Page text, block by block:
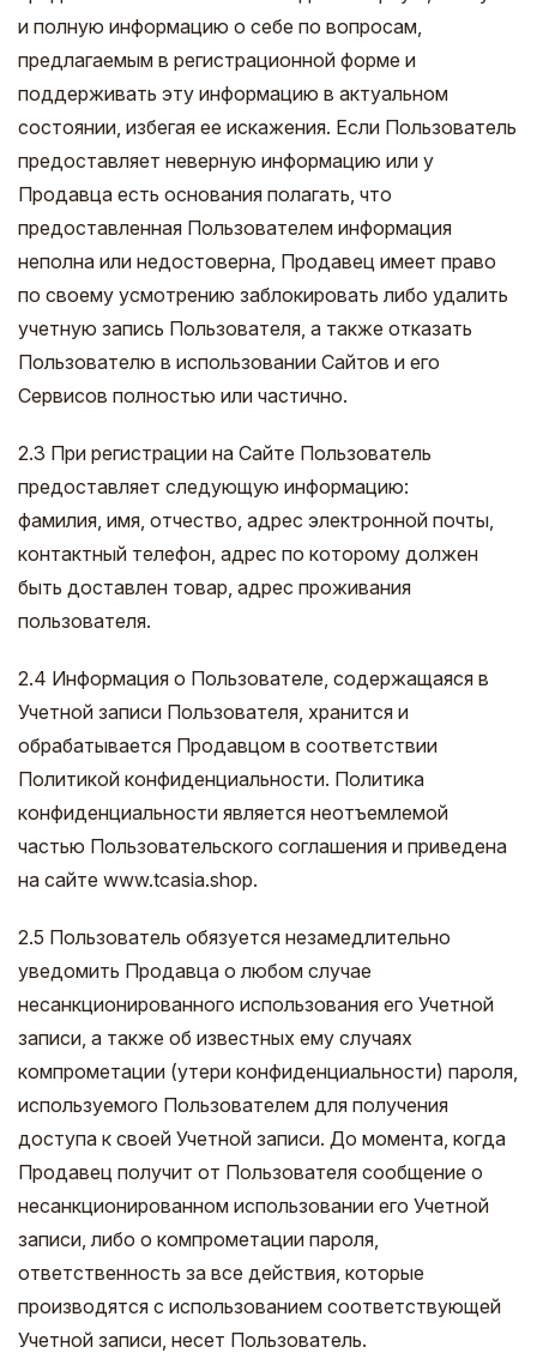
и полную информацию о себе по вопросам,
предлагаемым в регистрационной форме и
поддерживать эту информацию в актуальном
состоянии, избегая ее искажения. Если Пользователь
предоставляет неверную информацию или у
Продавца есть основания полагать, что
предоставленная Пользователем информация
неполна или недостоверна, Продавец имеет право
по своему усмотрению заблокировать либо удалить
учетную запись Пользователя, а также отказать
Пользователю в использовании Сайтов и его
Сервисов полностью или частично.
2.3 При регистрации на Сайте Пользователь
предоставляет следующую информацию:
фамилия, имя, отчество, адрес электронной почты,
контактный телефон, адрес по которому должен
быть доставлен товар, адрес проживания
пользователя.
2.4 Информация о Пользователе, содержащаяся в
Учетной записи Пользователя, хранится и
обрабатывается Продавцом в соответствии
Политикой конфиденциальности. Политика
конфиденциальности является неотъемлемой
частью Пользовательского соглашения и приведена
на сайте www.tcasia.shop.
2.5 Пользователь обязуется незамедлительно
уведомить Продавца о любом случае
несанкционированного использования его Учетной
записи, а также об известных ему случаях
компрометации (утери конфиденциальности) пароля,
используемого Пользователем для получения
доступа к своей Учетной записи. До момента, когда
Продавец получит от Пользователя сообщение о
несанкционированном использовании его Учетной
записи, либо о компрометации пароля,
ответственность за все действия, которые
производятся с использованием соответствующей
Учетной записи, несет Пользователь.